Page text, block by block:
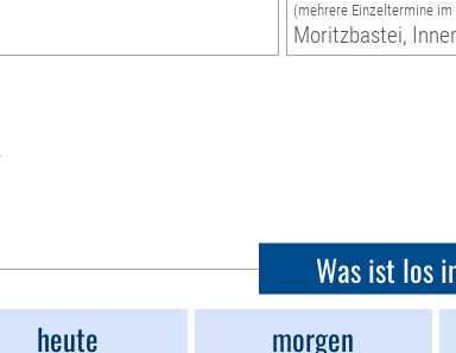
(mehrere Einzeltermine
Moritzbastei,
Was ist los
heute morgen